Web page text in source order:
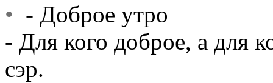
• - Доброе утро
- Для кого доброе, а для
сэр.